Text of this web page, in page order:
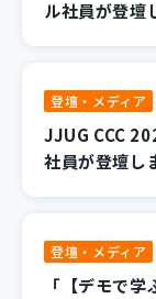
ル社員が登壇
登壇・メディア
JJUG CCC
社員が登壇し
登壇・メディア
「【デモで